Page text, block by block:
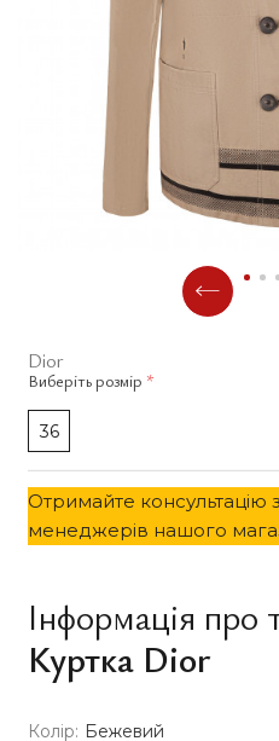
Dior
Виберіть розмір *
36
Отримайте консультацію
менеджерів нашого
Інформація про
Куртка Dior
Колір: Бежевий